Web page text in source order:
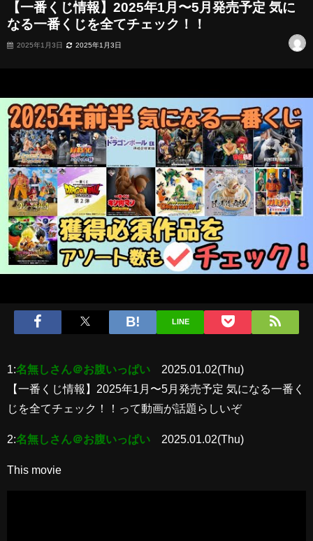
【一番くじ情報】2025年1月〜5月発売予定 気に
なる一番くじを全てチェック！！
2025年1月3日 2025年1月3日
LINE
1:名無しさん＠お腹いっぱい
2025.01.02(Thu)
【一番くじ情報】2025年1月〜5月発売予定 気になる一番く
じを全てチェック！！って動画が話題らしいぞ
2:名無しさん＠お腹いっぱい 2025.01.02(Thu)
This movie